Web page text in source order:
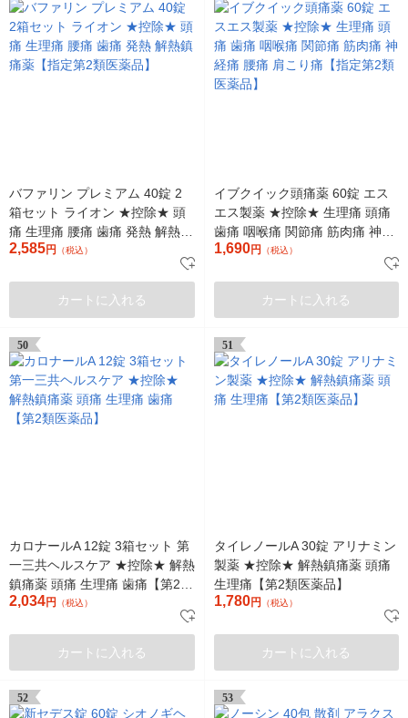
バファリン プレミアム 40錠 2
箱セット ライオン ★控除★ 頭
痛 生理痛 腰痛 歯痛 発熱 解熱鎮
痛薬【指定第2類医薬品】
2,585円 （税込）
カートに入れる
イブクイック頭痛薬 60錠 エス
エス製薬 ★控除★ 生理痛 頭痛
歯痛 咽喉痛 関節痛 筋肉痛 神経
痛 腰痛 肩こり痛【指定第2類医
1,690円 （税込）
カートに入れる
50
カロナールA 12錠 3箱セット 第
一三共ヘルスケア ★控除★ 解熱
鎮痛薬 頭痛 生理痛 歯痛【第2類
医薬品】
2,034円 （税込）
カートに入れる
51
タイレノールA 30錠 アリナミン
製薬 ★控除★ 解熱鎮痛薬 頭痛
生理痛【第2類医薬品】
1,780円 （税込）
カートに入れる
52 53